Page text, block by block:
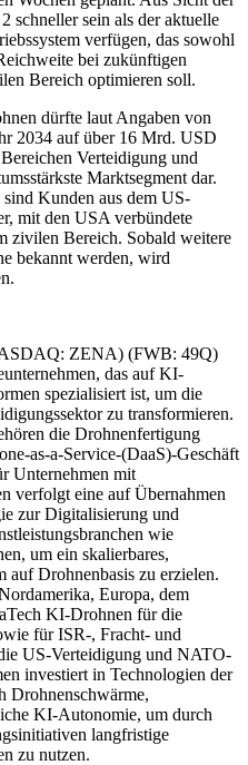
schneller sein als der aktuelle
verfügen, das sowohl
bei zukünftigen
Bereich optimieren soll.
dürfte laut Angaben von
2034 auf über 16 Mrd. USD
Verteidigung und
Marktsegment dar.
Kunden aus dem US-
mit den USA verbündete
zivilen Bereich. Sobald weitere
bekannt werden, wird
ZENA) (FWB: 49Q)
das auf KI-
spezialisiert ist, um die
zu transformieren.
die Drohnenfertigung
as-a-Service-(DaaS)-Geschäft
Unternehmen mit
verfolgt eine auf Übernahmen
zur Digitalisierung und
wie
um ein skalierbares,
auf Drohnenbasis zu erzielen.
Europa, dem
KI-Drohnen für die
für ISR-, Fracht- und
US-Verteidigung und NATO-
investiert in Technologien der
Drohnenschwärme,
KI-Autonomie, um durch
langfristige
zu nutzen.